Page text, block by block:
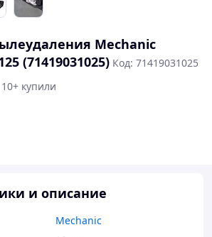
Mechanic
(71419031025) Код: 71419031025
10+ купили
и описание
Mechanic